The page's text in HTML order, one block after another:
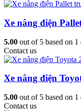
Xe nâng điện
5.00 out of 5 based on 1
Contact us
Xe nâng điện
5.00 out of 5 based on 1
Contact us